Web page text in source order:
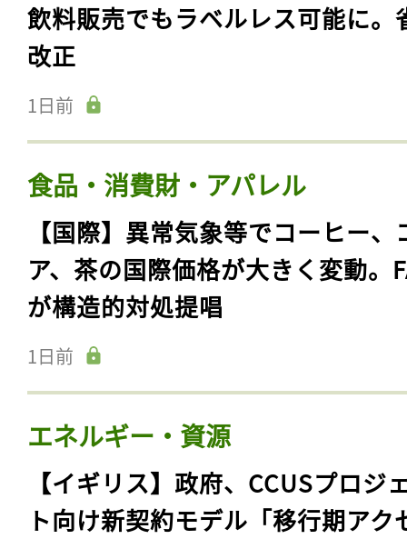
飲料販売でもラベルレス可能に。
改正
1日前
食品・消費財・アパレル
【国際】異常気象等でコーヒー、
ア、茶の国際価格が大きく変動。
が構造的対処提唱
1日前
エネルギー・資源
【イギリス】政府、CCUSプロジ
ト向け新契約モデル「移行期アク